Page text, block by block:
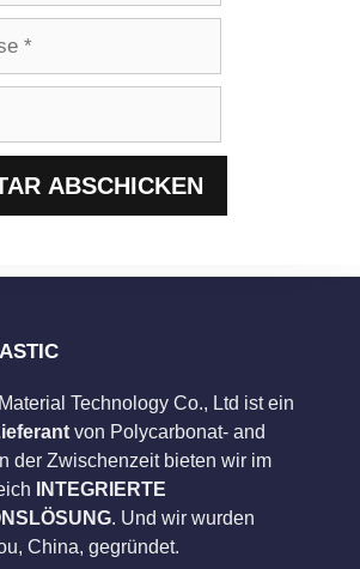
Technology Co., Ltd ist ein
von Polycarbonat- and
der Zwischenzeit bieten wir im
INTEGRIERTE
. Und wir wurden
China, gegründet.